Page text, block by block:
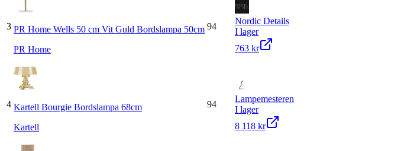
3 PR Home Wells 50 cm Vit Guld Bordslampa 50cm
PR Home
94
Nordic Details
I lager
763 kr
4 Kartell Bourgie Bordslampa 68cm
Kartell
94
Lampemesteren
I lager
8 118 kr